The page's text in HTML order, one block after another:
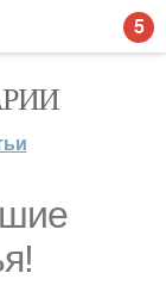
5